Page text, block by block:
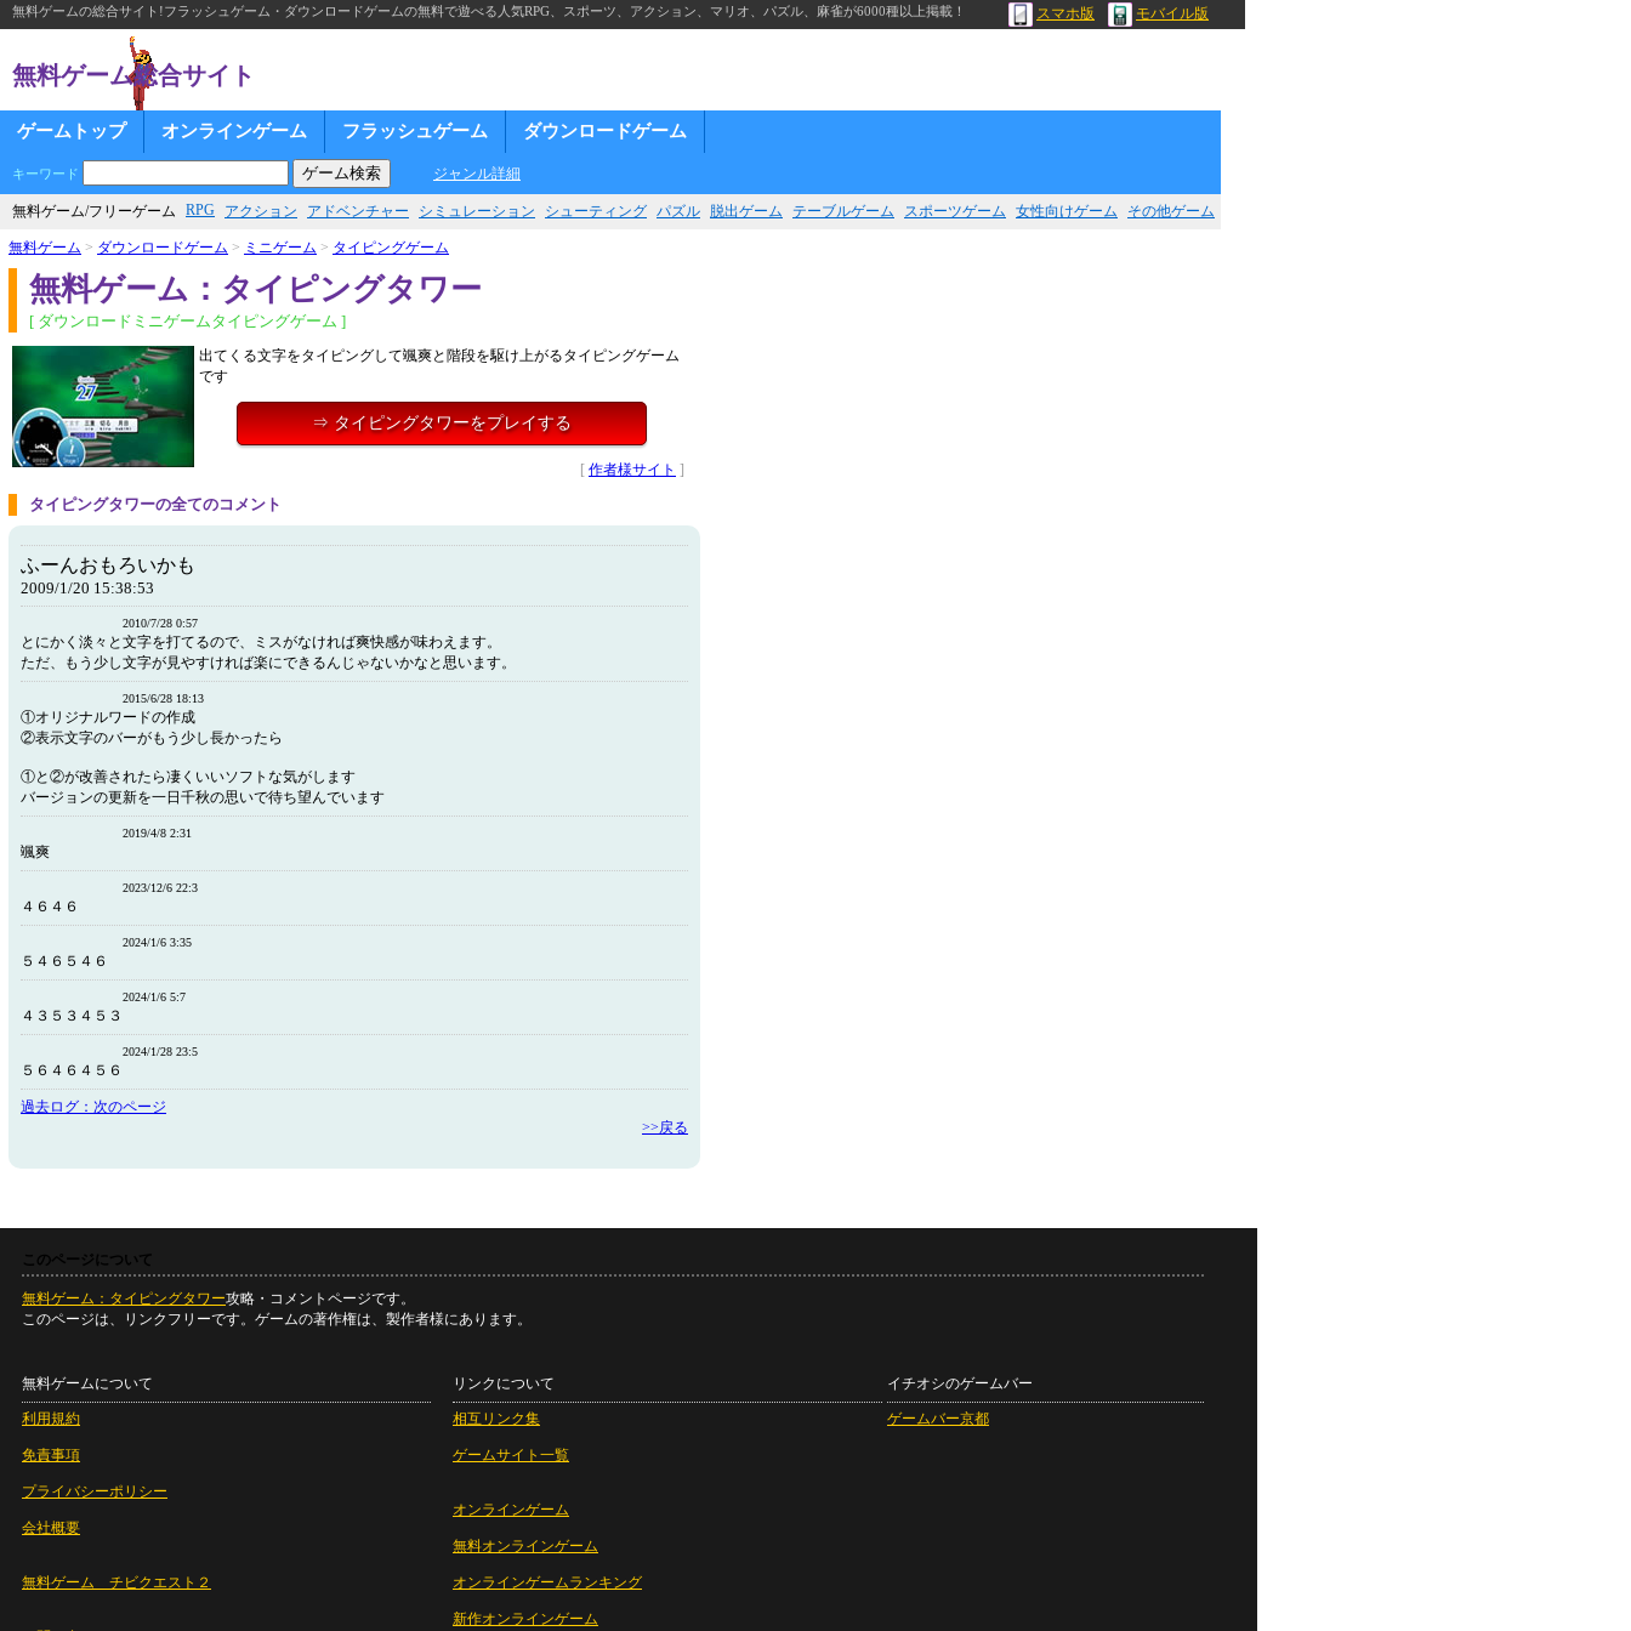
無料ゲームの総合サイト!フラッシュゲーム・ダウンロードゲームの無料で遊べる人気RPG、スポーツ、アクション、マリオ、パズル、麻雀が6000種以上掲載！ スマホ版 モバイル版
無料ゲーム総合サイト
ゲームトップ オンラインゲーム フラッシュゲーム ダウンロードゲーム
キーワード ジャンル詳細
無料ゲーム/フリーゲーム RPG アクション アドベンチャー シミュレーション シューティング パズル 脱出ゲーム テーブルゲーム スポーツゲーム 女性向けゲーム その他ゲーム
無料ゲーム > ダウンロードゲーム > ミニゲーム > タイピングゲーム
無料ゲーム：タイピングタワー
[ ダウンロードミニゲームタイピングゲーム ]
出てくる文字をタイピングして颯爽と階段を駆け上がるタイピングゲーム
です
⇒ タイピングタワーをプレイする
[ 作者様サイト ]
タイピングタワーの全てのコメント
ふーんおもろいかも
2009/1/20 15:38:53
2010/7/28 0:57
とにかく淡々と文字を打てるので、ミスがなければ爽快感が味わえます。
ただ、もう少し文字が見やすければ楽にできるんじゃないかなと思います。
2015/6/28 18:13
①オリジナルワードの作成
②表示文字のバーがもう少し長かったら
①と②が改善されたら凄くいいソフトな気がします
バージョンの更新を一日千秋の思いで待ち望んでいます
2019/4/8 2:31
颯爽
2023/12/6 22:3
４６４６
2024/1/6 3:35
５４６５４６
2024/1/6 5:7
４３５３４５３
2024/1/28 23:5
５６４６４５６
過去ログ：次のページ
>>戻る
このページについて
無料ゲーム：タイピングタワー攻略・コメントページです。
このページは、リンクフリーです。ゲームの著作権は、製作者様にあります。
無料ゲームについて
利用規約
免責事項
プライバシーポリシー
会社概要
無料ゲーム チビクエスト２
リンクについて
相互リンク集
ゲームサイト一覧
オンラインゲーム
無料オンラインゲーム
オンラインゲームランキング
新作オンラインゲーム
イチオシのゲームバー
ゲームバー京都